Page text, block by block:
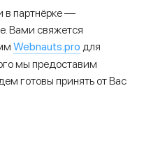
в партнёрке —
Вами свяжется
Webnauts.pro для
мы предоставим
готовы принять от Вас